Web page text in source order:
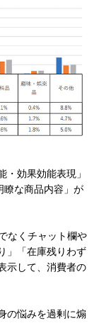
効果効能表現」
瞭な商品内容」が
なくチャット欄や
」「在庫残りわず
示して、消費者の
の悩みを過剰に煽